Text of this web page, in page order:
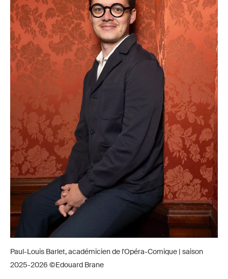
Paul-Louis Barlet, académicien de l'Opéra-Comique | saison
2025-2026 ©Edouard Brane